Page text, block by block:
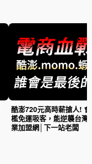
酷澎720元高時薪搶人!
檻免運吸客，能逆襲台灣
業加盟網│下一站老闆